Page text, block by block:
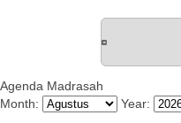
Agenda Madrasah
Month:
Year: